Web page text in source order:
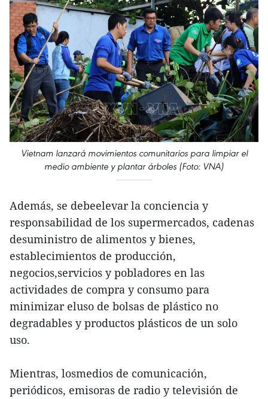
Vietnam lanzará movimientos comunitarios para limpiar el
medio ambiente y plantar árboles (Foto: VNA)
Además, se debeelevar la conciencia y
responsabilidad de los supermercados, cadenas
desuministro de alimentos y bienes,
establecimientos de producción,
negocios,servicios y pobladores en las
actividades de compra y consumo para
minimizar eluso de bolsas de plástico no
degradables y productos plásticos de un solo
uso.
Mientras, losmedios de comunicación,
periódicos, emisoras de radio y televisión de